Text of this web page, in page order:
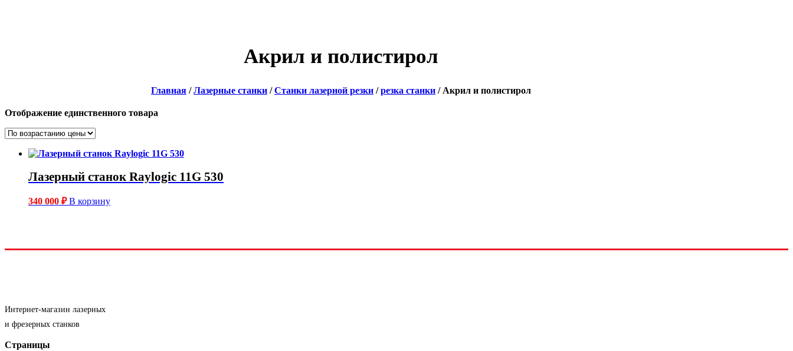
Акрил и полистирол
Главная /Лазерные станки /Станки лазерной резки /резка станки / Акрил и полистирол
Отображение единственного товара
Лазерный станок Raylogic 11G 530
340 000 ₽ В корзину
Интернет-магазин лазерных
и фрезерных станков
Страницы